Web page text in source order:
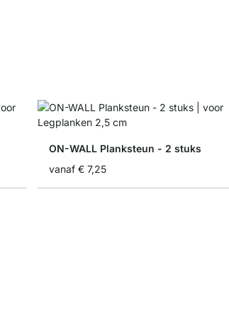
ON-WALL Planksteun - 2 stuks
vanaf € 7,25